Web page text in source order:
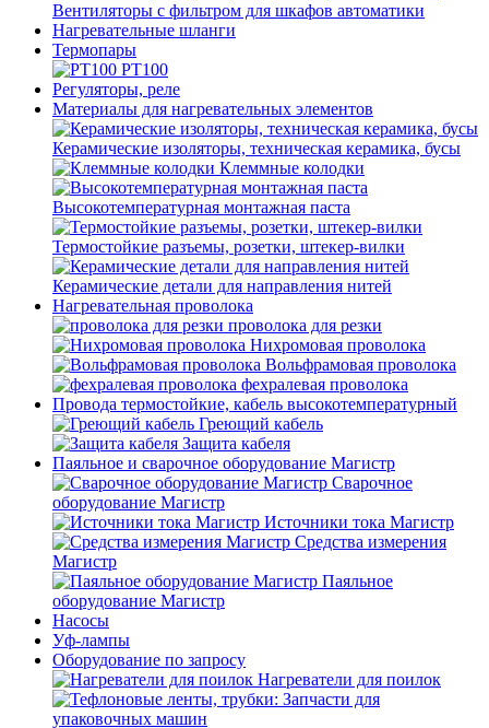
Вентиляторы с фильтром для шкафов автоматики
Нагревательные шланги
Термопары
PT100
Регуляторы, реле
Материалы для нагревательных элементов
Керамические изоляторы, техническая керамика, бусы
Клеммные колодки
Высокотемпературная монтажная паста
Термостойкие разъемы, розетки, штекер-вилки
Керамические детали для направления нитей
Нагревательная проволока
проволока для резки
Нихромовая проволока
Вольфрамовая проволока
фехралевая проволока
Провода термостойкие, кабель высокотемпературный
Греющий кабель
Защита кабеля
Паяльное и сварочное оборудование Магистр
Сварочное
оборудование Магистр
Источники тока Магистр
Средства измерения
Магистр
Паяльное
оборудование Магистр
Насосы
Уф-лампы
Оборудование по запросу
Нагреватели для поилок